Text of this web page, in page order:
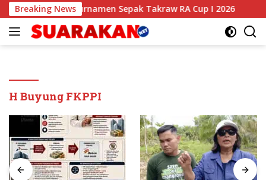
Langsung
ke
konten
Breaking News
Buka Turnamen Sepak Takraw RA Cup I 2026
H Buyung FKPPI